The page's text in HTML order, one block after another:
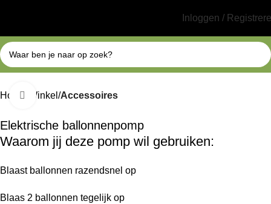
Inloggen /
Home Winkel Accessoires
Klik om te vergroten
Elektrische ballonnenpomp
Waarom jij deze pomp wil gebruiken:
Blaast ballonnen razendsnel op
Blaas 2 ballonnen tegelijk op